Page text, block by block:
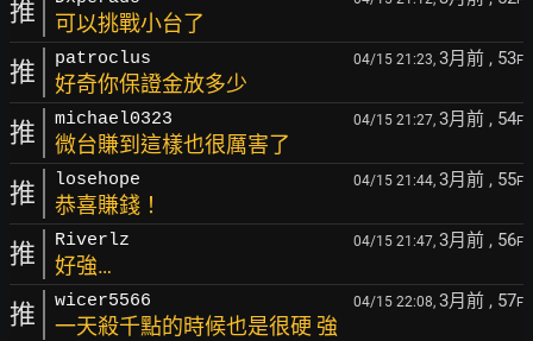
推 可以挑戰小台了
推 patroclus 04/15 21:23, 3月前 , 53F
好奇你保證金放多少
推 michael0323 04/15 21:27, 3月前 , 54F
微台賺到這樣也很厲害了
推 losehope 04/15 21:44, 3月前 , 55F
恭喜賺錢！
推 Riverlz 04/15 21:47, 3月前 , 56F
好強…
推 wicer5566 04/15 22:08, 3月前 , 57F
一天殺千點的時候也是很硬 強